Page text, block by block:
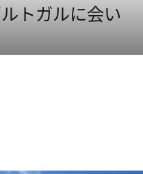
トガルに会い